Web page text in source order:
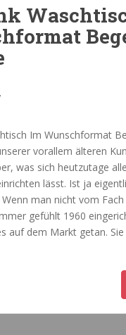
Im Wunschformat
vorallem älteren
was sich heutzutage
lässt. Ist ja
man nicht vom
gefühlt 1960
auf dem Markt getan.